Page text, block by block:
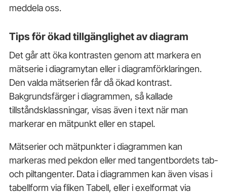
meddela oss.
Tips för ökad tillgänglighet av diagram
Det går att öka kontrasten genom att markera en
mätserie i diagramytan eller i diagramförklaringen.
Den valda mätserien får då ökad kontrast.
Bakgrundsfärger i diagrammen, så kallade
tillståndsklassningar, visas även i text när man
markerar en mätpunkt eller en stapel.
Mätserier och mätpunkter i diagrammen kan
markeras med pekdon eller med tangentbordets tab-
och piltangenter. Data i diagrammen kan även visas i
tabellform via fliken Tabell, eller i exelformat via